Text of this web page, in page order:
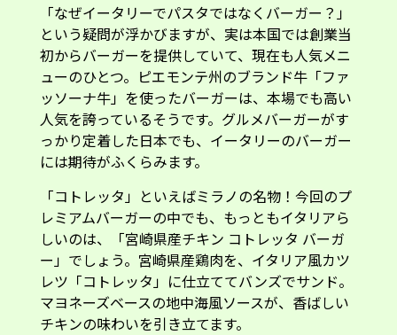
「なぜイータリーでパスタではなくバーガー？」
という疑問が浮かびますが、実は本国では創業当
初からバーガーを提供していて、現在も人気メニ
ューのひとつ。ピエモンテ州のブランド牛「ファ
ッソーナ牛」を使ったバーガーは、本場でも高い
人気を誇っているそうです。グルメバーガーがす
っかり定着した日本でも、イータリーのバーガー
には期待がふくらみます。
「コトレッタ」といえばミラノの名物！今回のプ
レミアムバーガーの中でも、もっともイタリアら
しいのは、「宮崎県産チキン コトレッタ バーガ
ー」でしょう。宮崎県産鶏肉を、イタリア風カツ
レツ「コトレッタ」に仕立ててバンズでサンド。
マヨネーズベースの地中海風ソースが、香ばしい
チキンの味わいを引き立てます。